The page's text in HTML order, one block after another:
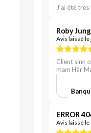
J'ai été
Roby
Avis laissé
Client sinn
mam Här
ERROR
Avis laissé